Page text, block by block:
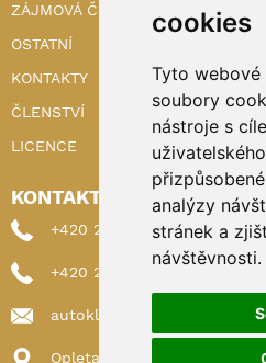
cookies
Tyto
soubory
nástroje s
analýzy
stránek a
návštěvnosti.
ZÁJMOVÁ ČINNOST
OSTATNÍ
KONTAKTY
ČLENSTVÍ
LICENCE
KONTAKTY
+420 222 898 224
+420 222 898 221 (členství)
autoklub@autoklub.cz
Opletalova 1337/29, 110 00